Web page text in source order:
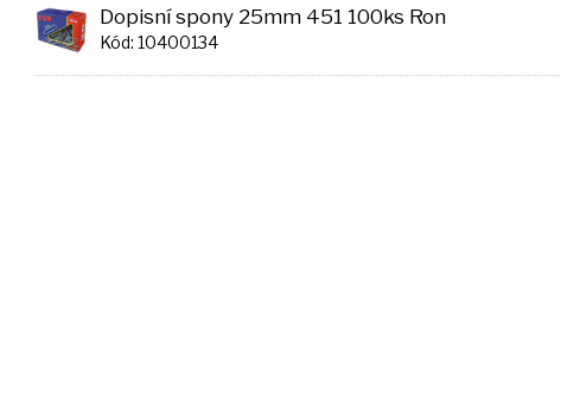
Dopisní spony 25mm 451 100ks Ron
Kód: 10400134